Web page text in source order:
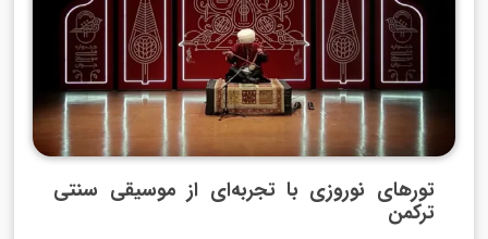
تورهای نوروزی با تجربه‌ای از موسیقی سنتی
ترکمن